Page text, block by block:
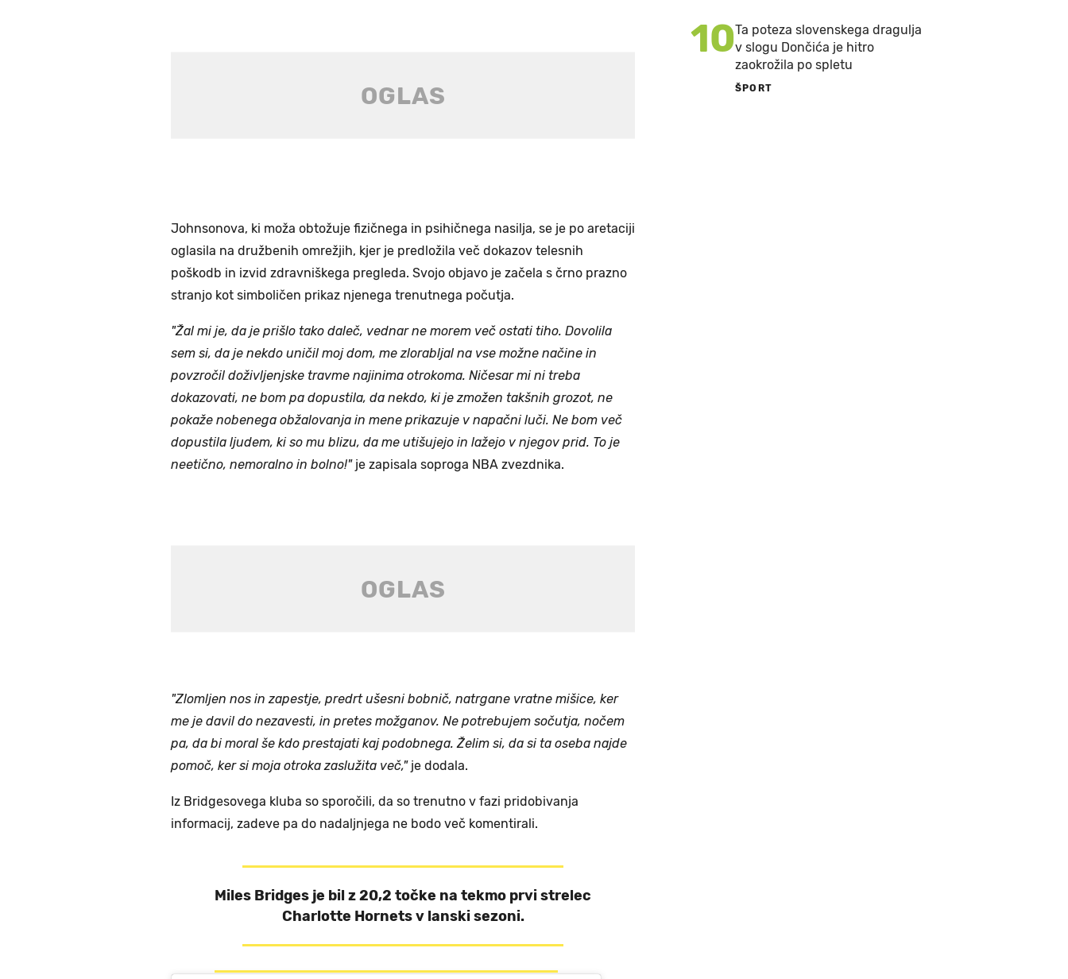
Johnsonova, ki moža obtožuje fizičnega in psihičnega nasilja, se je po aretaciji
oglasila na družbenih omrežjih, kjer je predložila več dokazov telesnih
poškodb in izvid zdravniškega pregleda. Svojo objavo je začela s črno prazno
stranjo kot simboličen prikaz njenega trenutnega počutja.
"Žal mi je, da je prišlo tako daleč, vednar ne morem več ostati tiho. Dovolila
sem si, da je nekdo uničil moj dom, me zlorabljal na vse možne načine in
povzročil doživljenjske travme najinima otrokoma. Ničesar mi ni treba
dokazovati, ne bom pa dopustila, da nekdo, ki je zmožen takšnih grozot, ne
pokaže nobenega obžalovanja in mene prikazuje v napačni luči. Ne bom več
dopustila ljudem, ki so mu blizu, da me utišujejo in lažejo v njegov prid. To je
neetično, nemoralno in bolno!"je zapisala soproga NBA zvezdnika.
"Zlomljen nos in zapestje, predrt ušesni bobnič, natrgane vratne mišice, ker
me je davil do nezavesti, in pretes možganov. Ne potrebujem sočutja, nočem
pa, da bi moral še kdo prestajati kaj podobnega. Želim si, da si ta oseba najde
pomoč, ker si moja otroka zaslužita več,"je dodala.
Iz Bridgesovega kluba so sporočili, da so trenutno v fazi pridobivanja
informacij, zadeve pa do nadaljnjega ne bodo več komentirali.
Miles Bridges je bil z 20,2 točke na tekmo prvi strelec
Charlotte Hornets v lanski sezoni.
10Ta poteza slovenskega dragulja
v slogu Dončića je hitro
zaokrožila po spletu
ŠPORT